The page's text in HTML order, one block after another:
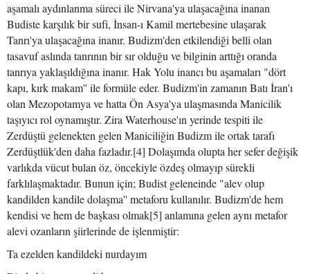
aşamalı aydınlanma süreci ile Nirvana'ya ulaşacağına inanan
Budiste karşılık bir sufi, İnsan-ı Kamil mertebesine ulaşarak
Tanrı'ya ulaşacağına inanır. Budizm'den etkilendiği belli olan
tasavuf aslında tanrının bir sır olduğu ve bilginin arttığı oranda
tanrıya yaklaşıldığına inanır. Hak Yolu inancı bu aşamaları "dört
kapı, kırk makam'' ile formüle eder. Budizm'in zamanın Batı İran'ı
olan Mezopotamya ve hatta Ön Asya'ya ulaşmasında Manicilik
taşıyıcı rol oynamıştır. Zira Waterhouse'ın yerinde tespiti ile
Zerdüştü gelenekten gelen Maniciliğin Budizm ile ortak tarafı
Zerdüştlük'den daha fazladır.[4] Dolaşımda olupta her sefer değişik
varlıkda vücut bulan öz, öncekiyle özdeş olmayıp sürekli
farklılaşmaktadır. Bunun için; Budist geleneinde "alev olup
kandilden kandile dolaşma'' metaforu kullanılır. Budizm'de hem
kendisi ve hem de başkası olmak[5] anlamına gelen aynı metafor
alevi ozanların şiirlerinde de işlenmiştir:
Ta ezelden kandildeki nurdayım